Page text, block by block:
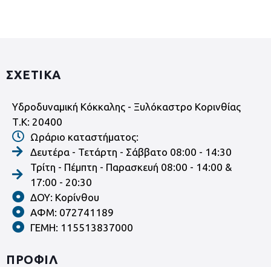
ΣΧΕΤΙΚΑ
Υδροδυναμική Κόκκαλης - Ξυλόκαστρο Κορινθίας
Τ.Κ: 20400
Ωράριο καταστήματος:
Δευτέρα - Τετάρτη - Σάββατο 08:00 - 14:30
Τρίτη - Πέμπτη - Παρασκευή 08:00 - 14:00 &
17:00 - 20:30
ΔΟΥ: Κορίνθου
ΑΦΜ: 072741189
ΓΕΜΗ: 115513837000
ΠΡΟΦΙΛ